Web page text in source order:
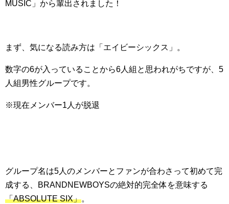
MUSIC」から輩出されました！
まず、気になる読み方は「エイビーシックス」。
数字の6が入っていることから6人組と思われがちですが、5
人組男性グループです。
※現在メンバー1人が脱退
グループ名は5人のメンバーとファンが合わさって初めて完
成する、BRANDNEWBOYSの絶対的完全体を意味する
「ABSOLUTE SIX」。